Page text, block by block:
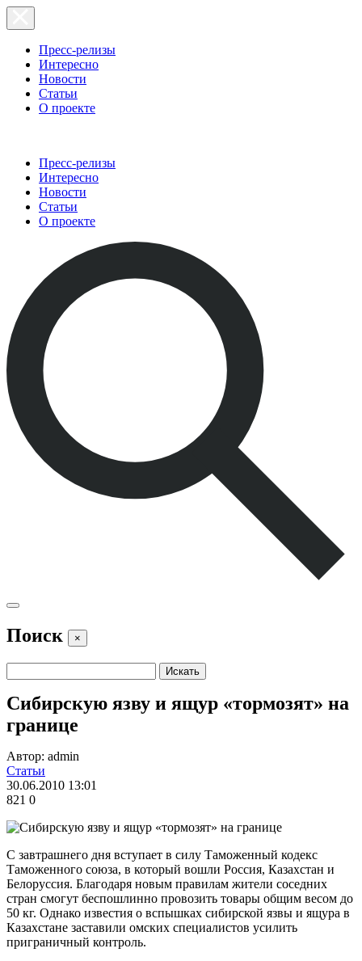
Пресс-релизы
Интересно
Новости
Статьи
О проекте
Пресс-релизы
Интересно
Новости
Статьи
О проекте
Поиск ×
Сибирскую язву и ящур «тормозят» на
границе
Автор: admin
Статьи
30.06.2010 13:01
821 0
С завтрашнего дня вступает в силу Таможенный кодекс
Таможенного союза, в который вошли Россия, Казахстан и
Белоруссия. Благодаря новым правилам жители соседних
стран смогут беспошлинно провозить товары общим весом до
50 кг. Однако известия о вспышках сибирской язвы и ящура в
Казахстане заставили омских специалистов усилить
приграничный контроль.